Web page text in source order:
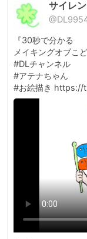
サイレ
『30秒で分かる
メイキングオブこ
#DLチャンネル
#アテナちゃん
#お絵描き https://